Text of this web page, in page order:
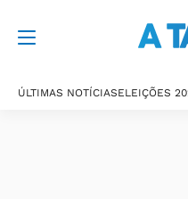
ÚLTIMAS NOTÍCIASELEIÇÕES